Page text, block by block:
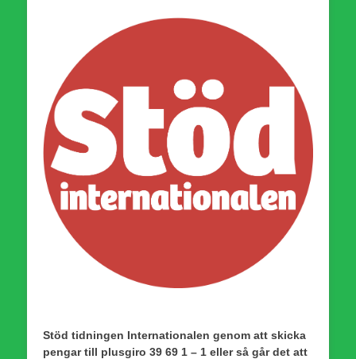
Stöd tidningen Internationalen genom att skicka
pengar till plusgiro 39 69 1 – 1 eller så går det att